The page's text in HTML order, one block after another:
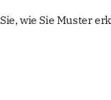
wie Sie Muster